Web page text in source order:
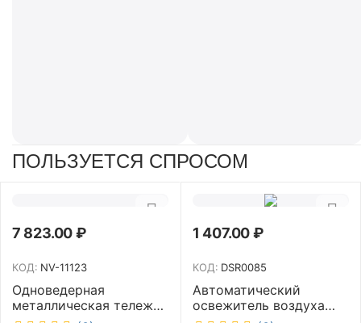
ПОЛЬЗУЕТСЯ СПРОСОМ
7 823.00₽
КОД: NV-11123
Одноведерная
металлическая тележка
1 407.00₽
КОД: DSR0085
Автоматический
освежитель воздуха